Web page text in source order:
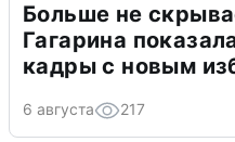
Больше не
Гагарина
кадры с новым
6 августа 217